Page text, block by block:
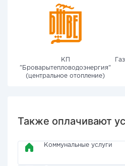
КП
"Броварытепловодоэнергия"
(центральное отопление)
Также оплачивают
Коммунальные услуги